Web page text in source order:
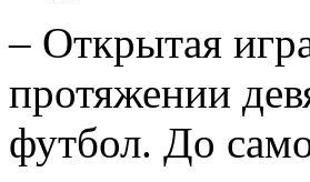
– Открытая
протяжении
футбол. До